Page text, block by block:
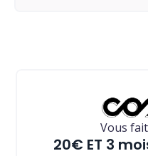
Vous
20€ ET 3